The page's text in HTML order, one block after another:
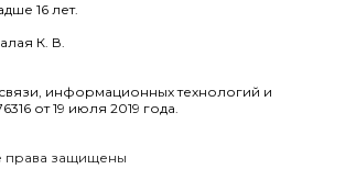
16 лет.
К. В.
информационных технологий и
от 19 июля 2019 года.
права защищены